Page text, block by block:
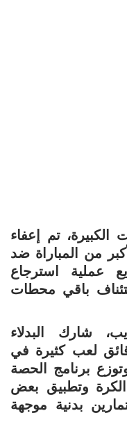
الكبيرة، تم إعفاء
من المباراة ضد
عملية استرجاع
باقي محطات
شارك البدلاء
لعب كثيرة في
برنامج الحصة
الكرة وتطبيق بعض
بدنية موجهة